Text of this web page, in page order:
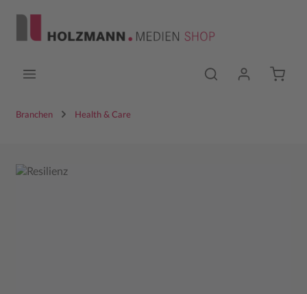
Branchen Health & Care
Bildergalerie überspringen